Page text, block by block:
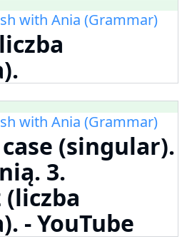
with Ania (Grammar)
with Ania (Grammar)
(singular).
3.
(liczba
- YouTube